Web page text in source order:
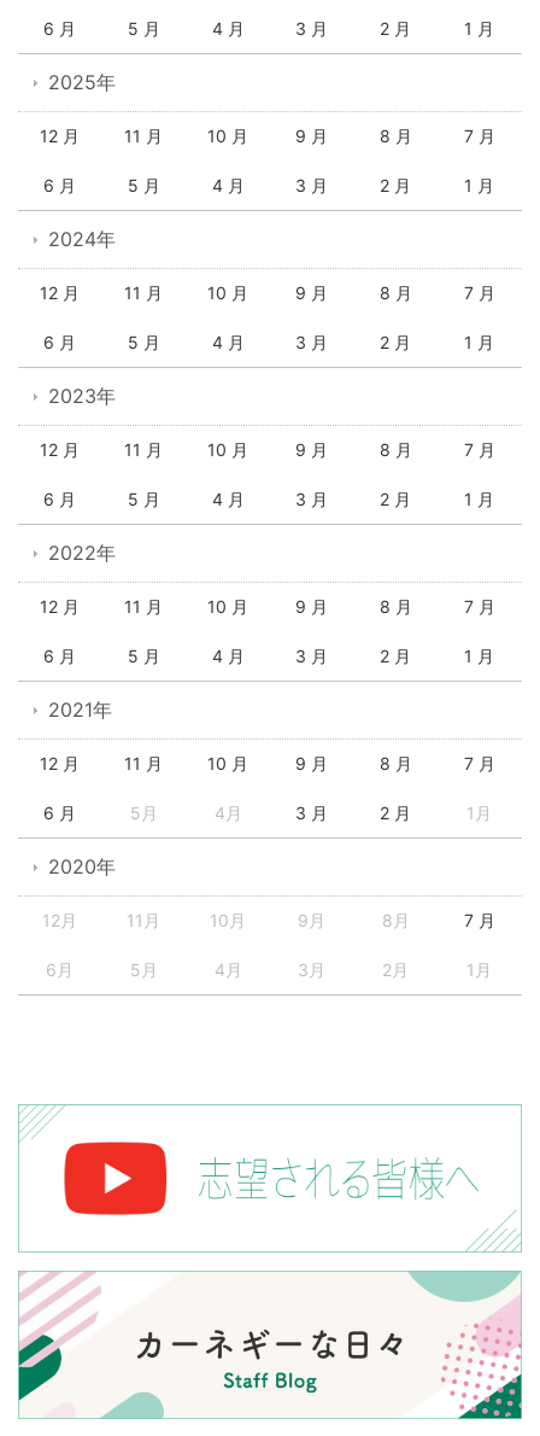
6 月 5 月 4 月 3 月 2 月 1 月
2025年
12 月 11 月 10 月 9 月 8 月 7 月
6 月 5 月 4 月 3 月 2 月 1 月
2024年
12 月 11 月 10 月 9 月 8 月 7 月
6 月 5 月 4 月 3 月 2 月 1 月
2023年
12 月 11 月 10 月 9 月 8 月 7 月
6 月 5 月 4 月 3 月 2 月 1 月
2022年
12 月 11 月 10 月 9 月 8 月 7 月
6 月 5 月 4 月 3 月 2 月 1 月
2021年
12 月 11 月 10 月 9 月 8 月 7 月
6 月 5月 4月 3 月 2 月 1月
2020年
12月 11月 10月 9月 8月 7 月
6月 5月 4月 3月 2月 1月